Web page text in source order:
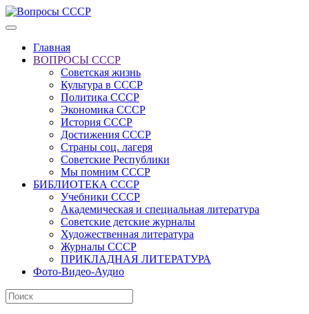
Главная
ВОПРОСЫ СССР
Советская жизнь
Культура в СССР
Политика СССР
Экономика СССР
История СССР
Достижения СССР
Страны соц. лагеря
Советские Республики
Мы помним СССР
БИБЛИОТЕКА СССР
Учебники СССР
Академическая и специальная литература
Советские детские журналы
Художественная литература
Журналы СССР
ПРИКЛАДНАЯ ЛИТЕРАТУРА
Фото-Видео-Аудио